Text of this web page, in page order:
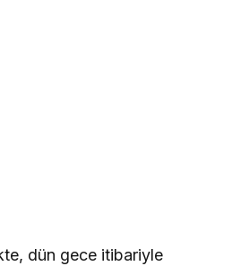
dün gece itibariyle